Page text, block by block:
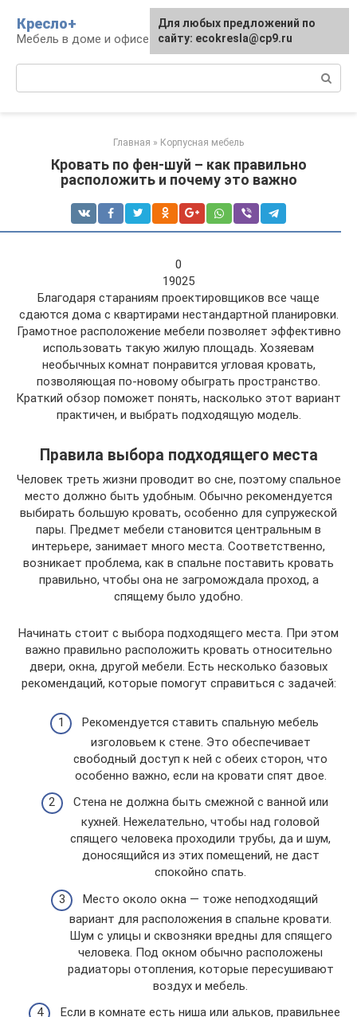
контенту
Кресло+
Мебель в доме и офисе
Главная » Корпусная мебель
Кровать по фен-шуй – как правильно
расположить и почему это важно
0
19025
Благодаря стараниям проектировщиков все чаще
сдаются дома с квартирами нестандартной планировки.
Грамотное расположение мебели позволяет эффективно
использовать такую жилую площадь. Хозяевам
необычных комнат понравится угловая кровать,
позволяющая по-новому обыграть пространство.
Краткий обзор поможет понять, насколько этот вариант
практичен, и выбрать подходящую модель.
Правила выбора подходящего места
Человек треть жизни проводит во сне, поэтому спальное
место должно быть удобным. Обычно рекомендуется
выбирать большую кровать, особенно для супружеской
пары. Предмет мебели становится центральным в
интерьере, занимает много места. Соответственно,
возникает проблема, как в спальне поставить кровать
правильно, чтобы она не загромождала проход, а
спящему было удобно.
Начинать стоит с выбора подходящего места. При этом
важно правильно расположить кровать относительно
двери, окна, другой мебели. Есть несколько базовых
рекомендаций, которые помогут справиться с задачей:
Рекомендуется ставить спальную мебель
изголовьем к стене. Это обеспечивает
свободный доступ к ней с обеих сторон, что
особенно важно, если на кровати спят двое.
Стена не должна быть смежной с ванной или
кухней. Нежелательно, чтобы над головой
спящего человека проходили трубы, да и шум,
доносящийся из этих помещений, не даст
спокойно спать.
Место около окна — тоже неподходящий
вариант для расположения в спальне кровати.
Шум с улицы и сквозняки вредны для спящего
человека. Под окном обычно расположены
радиаторы отопления, которые пересушивают
воздух и мебель.
Если в комнате есть ниша или альков, правильнее
Для любых предложений по
сайту: ecokresla@cp9.ru